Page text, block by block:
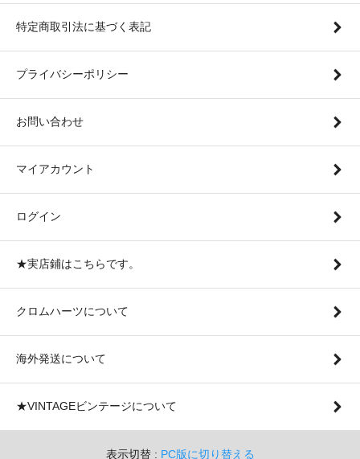
特定商取引法に基づく表記
プライバシーポリシー
お問い合わせ
マイアカウント
ログイン
★実店鋪はこちらです。
クロムハーツについて
海外発送について
★VINTAGEビンテージについて
表示切替 : PC版に切り替える